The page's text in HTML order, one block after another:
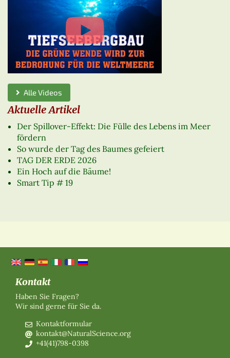
Alle Videos
Aktuelle Artikel
Der Spillover-Effekt: Die Fülle des Lebens im Meer
fördern
So wurde der Tag des Baumes gefeiert
TAG DER ERDE 2026
Ein Hoch auf die Bäume!
Smart Tip # 19
Kontakt
Haben Sie Fragen?
Wir sind gerne für Sie da.
Kontaktformular
kontakt@NaturalScience.org
+41(41)798-0398